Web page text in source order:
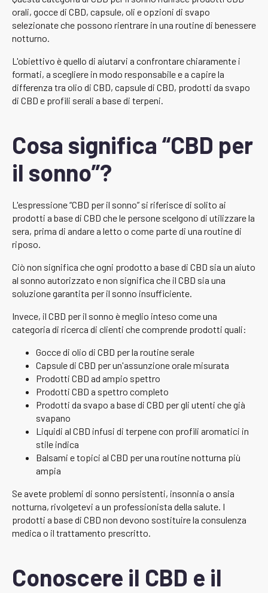
orali, gocce di CBD, capsule, oli e opzioni di svapo
selezionate che possono rientrare in una routine di benessere
notturno.
L'obiettivo è quello di aiutarvi a confrontare chiaramente i
formati, a scegliere in modo responsabile e a capire la
differenza tra olio di CBD, capsule di CBD, prodotti da svapo
di CBD e profili serali a base di terpeni.
Cosa significa “CBD per
il sonno”?
L'espressione “CBD per il sonno” si riferisce di solito ai
prodotti a base di CBD che le persone scelgono di utilizzare la
sera, prima di andare a letto o come parte di una routine di
riposo.
Ciò non significa che ogni prodotto a base di CBD sia un aiuto
al sonno autorizzato e non significa che il CBD sia una
soluzione garantita per il sonno insufficiente.
Invece, il CBD per il sonno è meglio inteso come una
categoria di ricerca di clienti che comprende prodotti quali:
Gocce di olio di CBD per la routine serale
Capsule di CBD per un'assunzione orale misurata
Prodotti CBD ad ampio spettro
Prodotti CBD a spettro completo
Prodotti da svapo a base di CBD per gli utenti che già
svapano
Liquidi al CBD infusi di terpene con profili aromatici in
stile indica
Balsami e topici al CBD per una routine notturna più
ampia
Se avete problemi di sonno persistenti, insonnia o ansia
notturna, rivolgetevi a un professionista della salute. I
prodotti a base di CBD non devono sostituire la consulenza
medica o il trattamento prescritto.
Conoscere il CBD e il